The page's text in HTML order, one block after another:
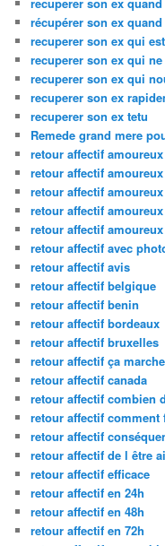
récupérer son ex
recuperer son ex qui
recuperer son ex qui
recuperer son ex qui
recuperer son ex
recuperer son ex tetu
Remede grand mere
retour affectif amoureux
retour affectif amoureux
retour affectif
retour affectif
retour affectif
retour affectif avec
retour affectif avis
retour affectif belgique
retour affectif benin
retour affectif bordeaux
retour affectif bruxelles
retour affectif ça
retour affectif canada
retour affectif combien
retour affectif comment
retour affectif
retour affectif de l être
retour affectif efficace
retour affectif en 24h
retour affectif en 48h
retour affectif en 72h